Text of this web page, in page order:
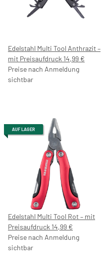
Edelstahl Multi Tool Anthrazit –
mit Preisaufdruck 14,99 €
Preise nach Anmeldung
sichtbar
AUF LAGER
Edelstahl Multi Tool Rot – mit
Preisaufdruck 14,99 €
Preise nach Anmeldung
sichtbar